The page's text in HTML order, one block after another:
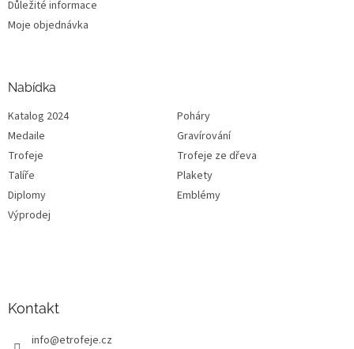
Důležité informace
Moje objednávka
Nabídka
Katalog 2024
Poháry
Medaile
Gravírování
Trofeje
Trofeje ze dřeva
Talíře
Plakety
Diplomy
Emblémy
Výprodej
Kontakt
info@etrofeje.cz